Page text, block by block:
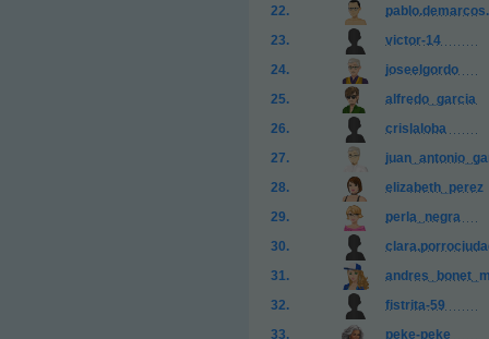
victor-14
joseelgordo
alfredo_garcia
crislaloba
elizabeth_perez
perla_negra
fistrita-59
peke-peke